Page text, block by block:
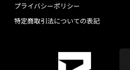
プライバシーポリシー
特定商取引法についての表記